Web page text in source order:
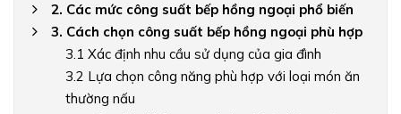
2. Các mức công suất bếp hồng ngoại phổ biến
3. Cách chọn công suất bếp hồng ngoại phù hợp
3.1 Xác định nhu cầu sử dụng của gia đình
3.2 Lựa chọn công năng phù hợp với loại món ăn
thường nấu